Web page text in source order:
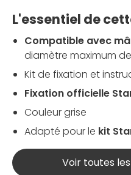
L'essentiel de
Compatible avec
diamètre maximum de
Kit de fixation et
Fixation officielle
Couleur grise
Adapté pour le kit
Voir toutes